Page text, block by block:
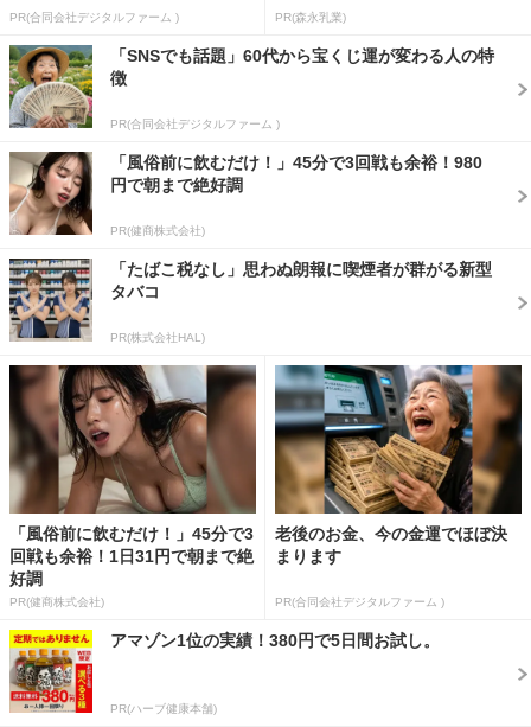
PR(合同会社デジタルファーム ) PR(森永乳業)
「SNSでも話題」60代から宝くじ運が変わる人の特
徴
PR(合同会社デジタルファーム )
「風俗前に飲むだけ！」45分で3回戦も余裕！980
円で朝まで絶好調
PR(健商株式会社)
「たばこ税なし」思わぬ朗報に喫煙者が群がる新型
タバコ
PR(株式会社HAL)
「風俗前に飲むだけ！」45分で3
回戦も余裕！1日31円で朝まで絶
好調
PR(健商株式会社)
老後のお金、今の金運でほぼ決
まります
PR(合同会社デジタルファーム )
アマゾン1位の実績！380円で5日間お試し。
PR(ハーブ健康本舗)